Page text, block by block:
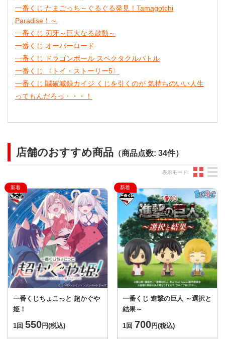
一番くじ たまごっち～ぐるぐる発見！Tamagotchi
Paradise！～
一番くじ 刃牙～巨大なる鼓動～
一番くじ オーバーロード
一番くじ ドラゴンボール スペクタクルバトル
一番くじ 〈トイ・ストーリー5〉
一番くじ 鬮破滅録カイジ くじを引くのが 気持ちのいい人生
ってもんだろっ・・・！
店舗のおすすめ商品（商品点数: 34件）
表示モード: グ
一番くじちょこっと 超かぐや
姫！
1回 550円(税込)
一番くじ 進撃の巨人 ～選択と
結果～
1回 700円(税込)